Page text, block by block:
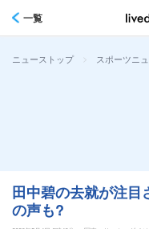
一覧
ニューストップ > スポーツニ
田中碧の去就が注目
の声も?